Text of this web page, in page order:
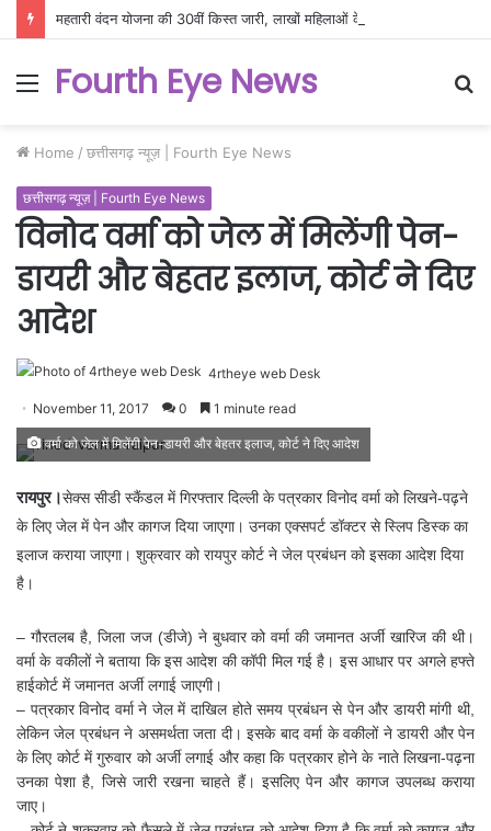
Menu
Fourth Eye News
Home / छत्तीसगढ़ न्यूज़ | Fourth Eye News
छत्तीसगढ़ न्यूज़ | Fourth Eye News
विनोद वर्मा को जेल में मिलेंगी पेन-
डायरी और बेहतर इलाज, कोर्ट ने दिए
आदेश
4rtheye web Desk
November 11, 2017 0 1 minute read
वर्मा को जेल में मिलेंगी पेन-डायरी और बेहतर इलाज, कोर्ट ने दिए आदेश
रायपुर।सेक्स सीडी स्कैंडल में गिरफ्तार दिल्ली के पत्रकार विनोद वर्मा को लिखने-पढ़ने
के लिए जेल में पेन और कागज दिया जाएगा। उनका एक्सपर्ट डॉक्टर से स्लिप डिस्क का
इलाज कराया जाएगा। शुक्रवार को रायपुर कोर्ट ने जेल प्रबंधन को इसका आदेश दिया
है।
– गौरतलब है, जिला जज (डीजे) ने बुधवार को वर्मा की जमानत अर्जी खारिज की थी।
वर्मा के वकीलों ने बताया कि इस आदेश की कॉपी मिल गई है। इस आधार पर अगले हफ्ते
हाईकोर्ट में जमानत अर्जी लगाई जाएगी।
– पत्रकार विनोद वर्मा ने जेल में दाखिल होते समय प्रबंधन से पेन और डायरी मांगी थी,
लेकिन जेल प्रबंधन ने असमर्थता जता दी। इसके बाद वर्मा के वकीलों ने डायरी और पेन
के लिए कोर्ट में गुरुवार को अर्जी लगाई और कहा कि पत्रकार होने के नाते लिखना-पढ़ना
उनका पेशा है, जिसे जारी रखना चाहते हैं। इसलिए पेन और कागज उपलब्ध कराया
जाए।